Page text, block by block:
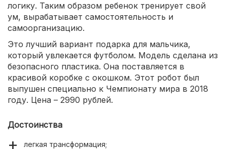
логику. Таким образом ребенок тренирует свой
ум, вырабатывает самостоятельность и
самоорганизацию.
Это лучший вариант подарка для мальчика,
который увлекается футболом. Модель сделана из
безопасного пластика. Она поставляется в
красивой коробке с окошком. Этот робот был
выпушен специально к Чемпионату мира в 2018
году. Цена – 2990 рублей.
Достоинства
легкая трансформация;